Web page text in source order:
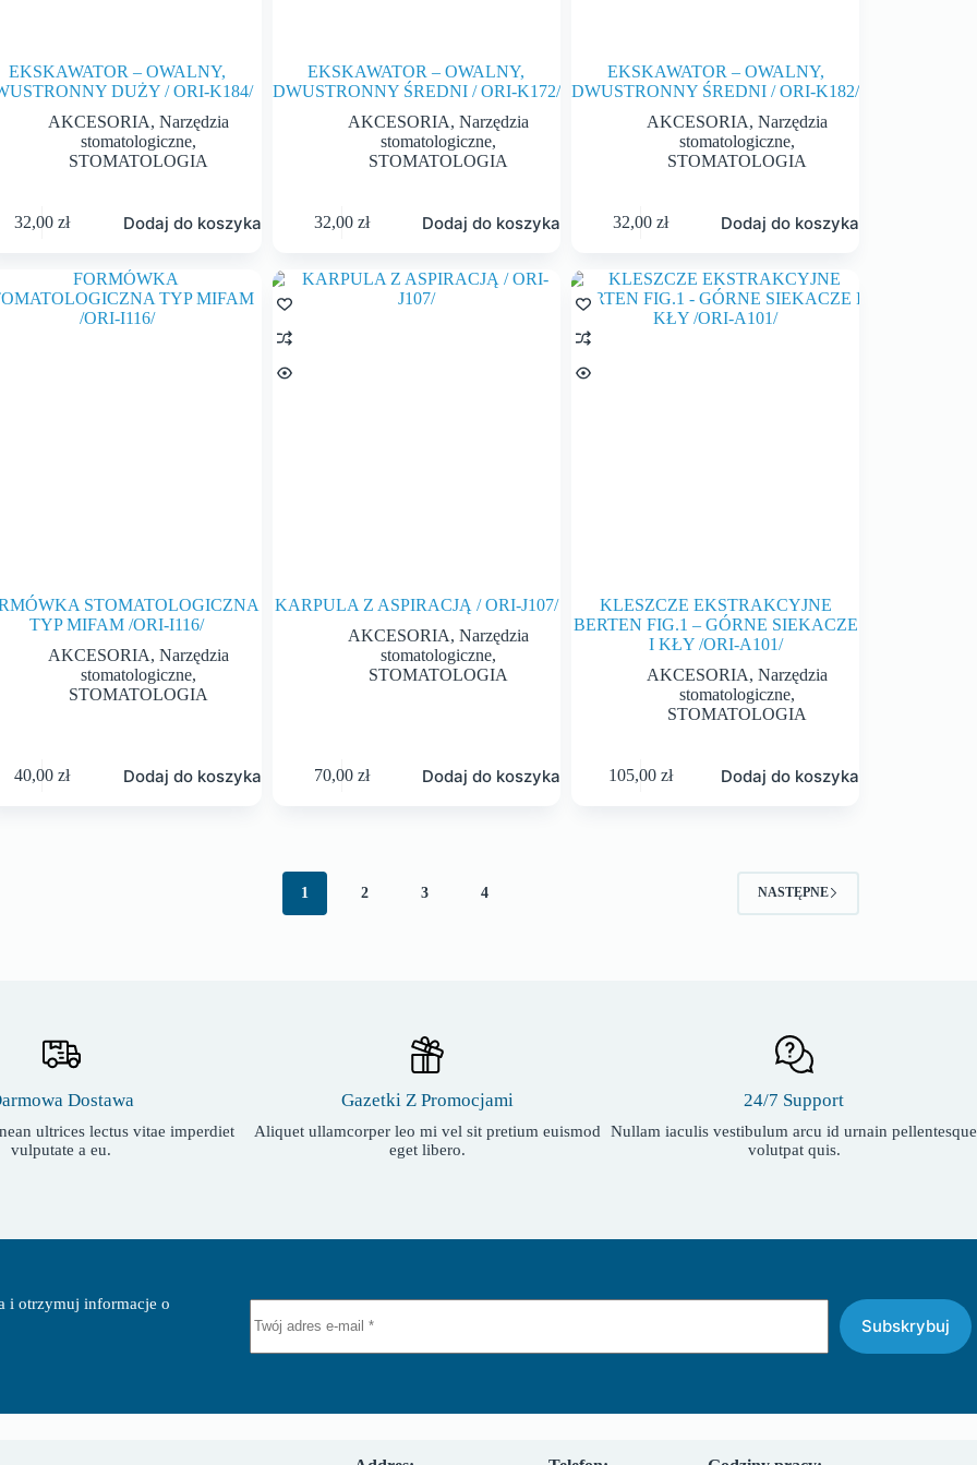
EKSKAWATOR – OWALNY,
DUŻY / ORI-K184/
AKCESORIA,Narzędzia
stomatologiczne,
STOMATOLOGIA
32,00zł Dodaj do koszyka
EKSKAWATOR – OWALNY,
DWUSTRONNY ŚREDNI / ORI-K172/
AKCESORIA, Narzędzia
stomatologiczne,
STOMATOLOGIA
32,00 zł Dodaj do koszyka
EKSKAWATOR – OWALNY,
DWUSTRONNY ŚREDNI / ORI-K182/
AKCESORIA,Narzędzia
stomatologiczne,
STOMATOLOGIA
32,00zł Dodaj do koszyka
STOMATOLOGICZNA
TYP MIFAM /ORI-I116/
AKCESORIA,Narzędzia
stomatologiczne,
STOMATOLOGIA
40,00zł Dodaj do koszyka
KARPULA Z ASPIRACJĄ / ORI-J107/
AKCESORIA, Narzędzia
stomatologiczne,
STOMATOLOGIA
70,00 zł Dodaj do koszyka
KLESZCZE EKSTRAKCYJNE
BERTEN FIG.1 – GÓRNE SIEKACZE
I KŁY /ORI-A101/
AKCESORIA,Narzędzia
stomatologiczne,
STOMATOLOGIA
105,00zł Dodaj do koszyka
1 2 3 4 NASTĘPNE
Dostawa
ultrices lectus vitae imperdiet
vulputate a eu.
Gazetki Z Promocjami
Aliquet ullamcorper leo mi vel sit pretium euismod
eget libero.
24/7 Support
Nullam iaculis vestibulum arcu id urnain pellentesque
volutpat quis.
i otrzymuj informacje o
Subskrybuj